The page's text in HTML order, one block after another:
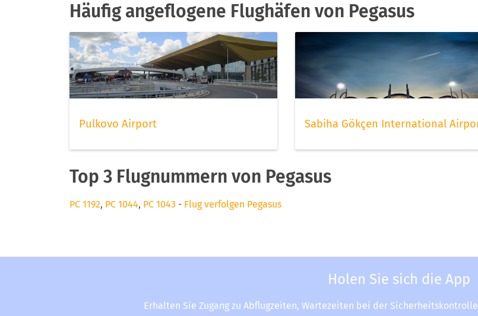
Häufig angeflogene Flughäfen von Pegasus
Pulkovo Airport Sabiha Gökçen International
Top 3 Flugnummern von Pegasus
PC 1192, PC 1044, PC 1043 - Flug verfolgen Pegasus
Holen Sie sich die App
Erhalten Sie Zugang zu Abflugzeiten, Wartezeiten bei der